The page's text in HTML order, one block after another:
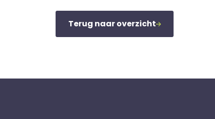
Terug naar overzicht